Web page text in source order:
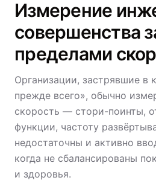
Измерение
совершенства
пределами
Организации, застрявшие в
прежде всего», обычно
скорость — стори-поинты,
функции, частоту
недостаточны и активно
когда не сбалансированы
и здоровья.